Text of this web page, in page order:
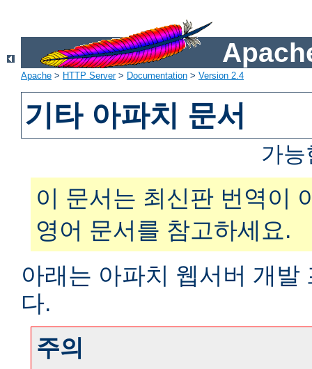
Apache > HTTP Server> Documentation > Version 2.4
기타 아파치 문서
가
이 문서는 최신판 번역이
영어 문서를 참고하세요.
아래는 아파치 웹서버 개
다.
주의